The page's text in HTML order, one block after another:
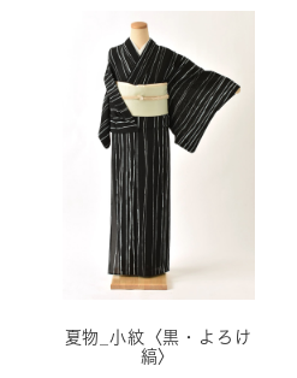
夏物_小紋〈黒・よろけ
縞〉